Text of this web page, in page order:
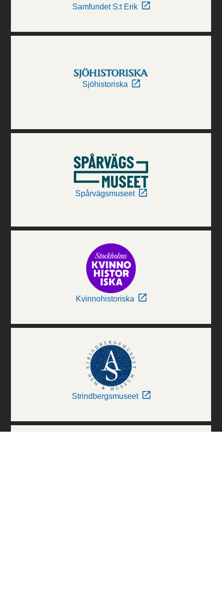
Samfundet S:t Erik
Sjöhistoriska
Spårvägsmuseet
Kvinnohistoriska
Strindbergsmuseet